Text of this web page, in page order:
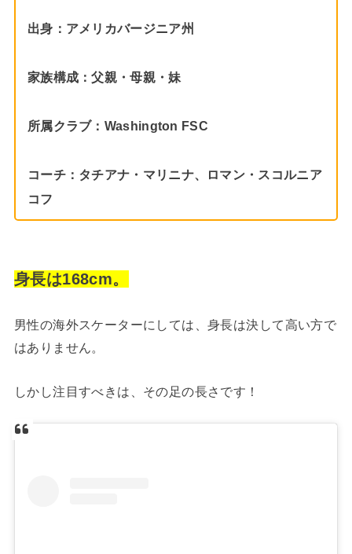
出身：アメリカバージニア州
家族構成：父親・母親・妹
所属クラブ：Washington FSC
コーチ：タチアナ・マリニナ、ロマン・スコルニア
コフ
身長は168cm。
男性の海外スケーターにしては、身長は決して高い方で
はありません。
しかし注目すべきは、その足の長さです！